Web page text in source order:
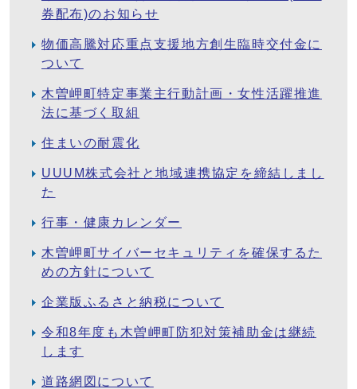
券配布)のお知らせ
物価高騰対応重点支援地方創生臨時交付金に
ついて
木曽岬町特定事業主行動計画・女性活躍推進
法に基づく取組
住まいの耐震化
UUUM株式会社と地域連携協定を締結しまし
た
行事・健康カレンダー
木曽岬町サイバーセキュリティを確保するた
めの方針について
企業版ふるさと納税について
令和8年度も木曽岬町防犯対策補助金は継続
します
道路網図について